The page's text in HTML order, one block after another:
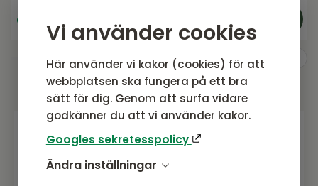
Vi använder cookies
Här använder vi kakor (cookies) för att
webbplatsen ska fungera på ett bra
sätt för dig. Genom att surfa vidare
godkänner du att vi använder kakor.
Googles sekretesspolicy
Ändra inställningar
Prenumerera gärna på vårt nyhetsbrev.